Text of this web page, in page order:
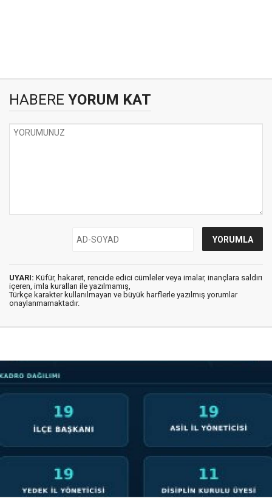
HABERE YORUM KAT
UYARI: Küfür, hakaret, rencide edici cümleler veya imalar, inançlara saldırı
içeren, imla kuralları ile yazılmamış,
Türkçe karakter kullanılmayan ve büyük harflerle yazılmış yorumlar
onaylanmamaktadır.